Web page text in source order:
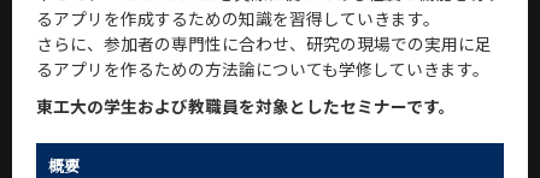
るアプリを作成するための知識を習得していきます。
さらに、参加者の専門性に合わせ、研究の現場での実用に足
るアプリを作るための方法論についても学修していきます。
東⼯⼤の学⽣および教職員を対象としたセミナーです。
概要
イベントカレンダー
Event Calendar
今後のイベント
今後の課程別イベント